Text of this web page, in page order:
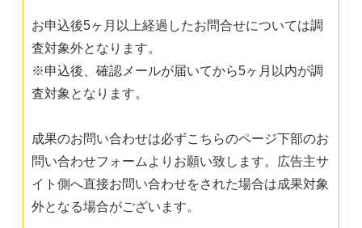
お申込後5ヶ月以上経過したお問合せについては調
査対象外となります。
※申込後、確認メールが届いてから5ヶ月以内が調
査対象となります。
成果のお問い合わせは必ずこちらのページ下部のお
問い合わせフォームよりお願い致します。広告主サ
イト側へ直接お問い合わせをされた場合は成果対象
外となる場合がございます。